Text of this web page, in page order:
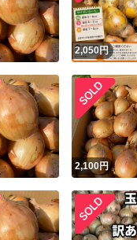
2,050円
2,100円